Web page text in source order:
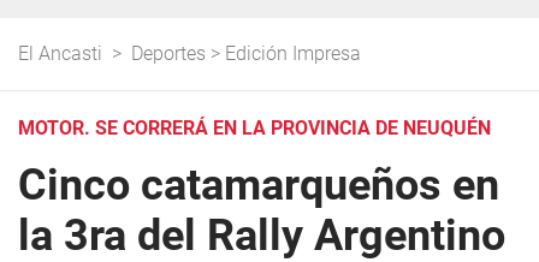
El Ancasti > Deportes > Edición Impresa
MOTOR. SE CORRERÁ EN LA PROVINCIA DE NEUQUÉN
Cinco catamarqueños en
la 3ra del Rally Argentino